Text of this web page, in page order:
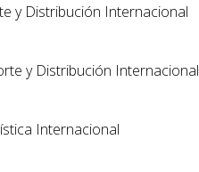
y Distribución Internacional
y Distribución Internacional
Internacional